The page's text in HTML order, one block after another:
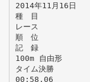
2014年11月16日
種 目
レース
順 位
記 録
100m 自由形
タイム決勝
00:58.06